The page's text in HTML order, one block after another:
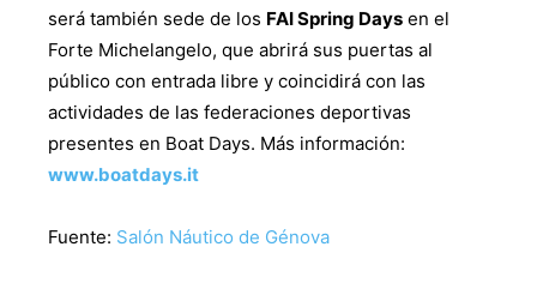
será también sede de los FAI Spring Days en el
Forte Michelangelo, que abrirá sus puertas al
público con entrada libre y coincidirá con las
actividades de las federaciones deportivas
presentes en Boat Days. Más información:
www.boatdays.it
Fuente: Salón Náutico de Génova